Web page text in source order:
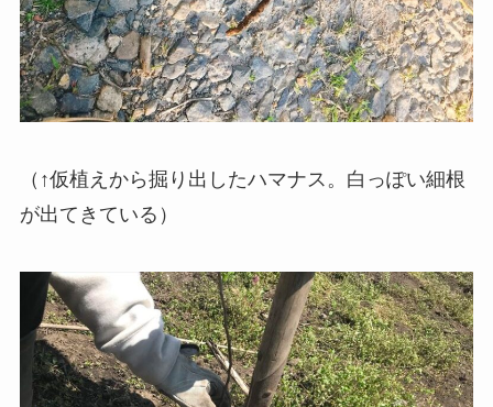
（↑仮植えから掘り出したハマナス。白っぽい細根
が出てきている）